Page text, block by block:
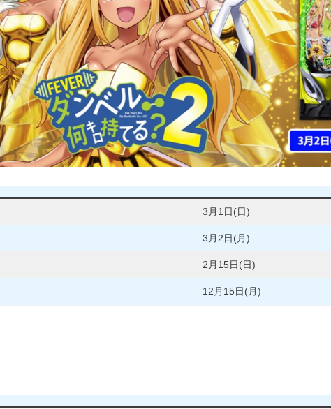
3月1日(日)
3月2日(月)
2月15日(日)
12月15日(月)
PDFのダウンロードページへ